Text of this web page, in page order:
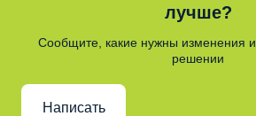
лучше?
Сообщите, какие нужны изменения и
решении
Написать